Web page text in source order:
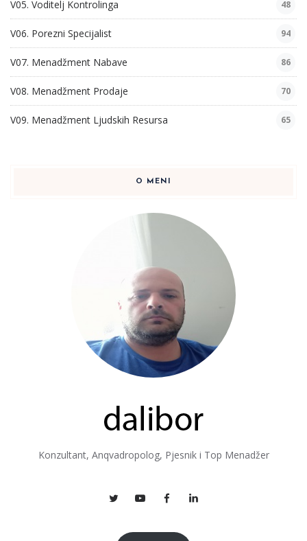
V05. Voditelj Kontrolinga 48
V06. Porezni Specijalist 94
V07. Menadžment Nabave 86
V08. Menadžment Prodaje 70
V09. Menadžment Ljudskih Resursa 65
O MENI
Konzultant, Anqvadropolog, Pjesnik i Top Menadžer